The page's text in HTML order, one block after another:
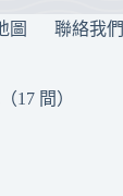
圖 聯絡我們
17 間）